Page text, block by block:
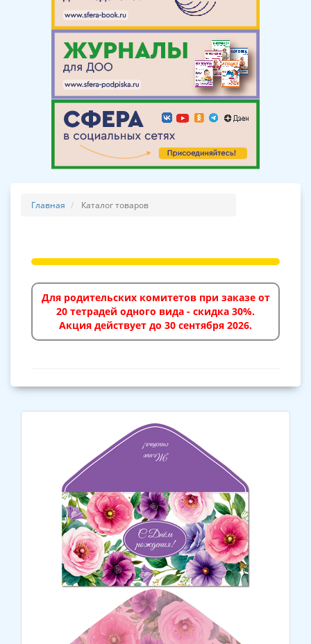
Главная Каталог товаров
Для родительских комитетов при заказе от
20 тетрадей одного вида - скидка 30%.
Акция действует до 30 сентября 2026.